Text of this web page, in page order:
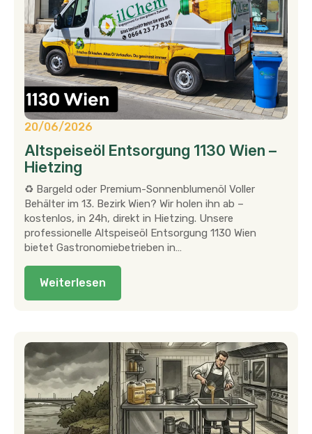
Altspeiseöl Entsorgung 1130 Wien –
Hietzing
20/06/2026
♻ Bargeld oder Premium-Sonnenblumenöl Voller
Behälter im 13. Bezirk Wien? Wir holen ihn ab –
kostenlos, in 24h, direkt in Hietzing. Unsere
professionelle Altspeiseöl Entsorgung 1130 Wien
bietet Gastronomiebetrieben in…
Weiterlesen